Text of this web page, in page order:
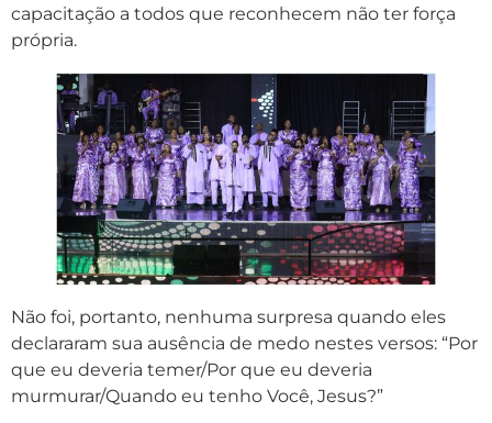
capacitação a todos que reconhecem não ter força
própria.
Não foi, portanto, nenhuma surpresa quando eles
declararam sua ausência de medo nestes versos: “Por
que eu deveria temer/Por que eu deveria
murmurar/Quando eu tenho Você, Jesus?”